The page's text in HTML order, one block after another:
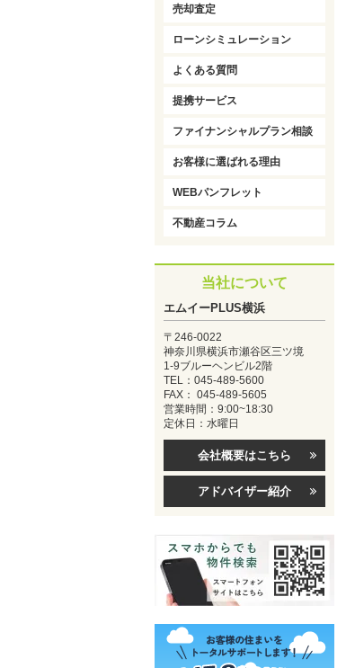
売却査定
ローンシミュレーション
よくある質問
提携サービス
ファイナンシャルプラン相談
お客様に選ばれる理由
WEBパンフレット
不動産コラム
当社について
エムイーPLUS横浜
〒246-0022
神奈川県横浜市瀬谷区三ツ境
1-9ブルーヘンビル2階
TEL：045-489-5600
FAX： 045-489-5605
営業時間：9:00~18:30
定休日：水曜日
会社概要はこちら
アドバイザー紹介